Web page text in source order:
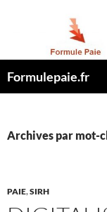
Formulepaie.fr
Archives par mot-
PAIE,SIRH